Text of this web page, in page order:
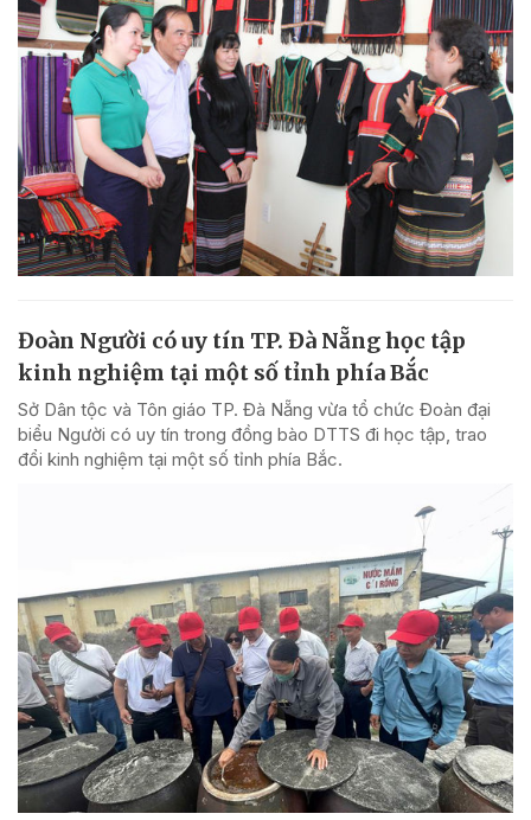
Đoàn Người có uy tín TP. Đà Nẵng học tập
kinh nghiệm tại một số tỉnh phía Bắc
Sở Dân tộc và Tôn giáo TP. Đà Nẵng vừa tổ chức Đoàn đại
biểu Người có uy tín trong đồng bào DTTS đi học tập, trao
đổi kinh nghiệm tại một số tỉnh phía Bắc.